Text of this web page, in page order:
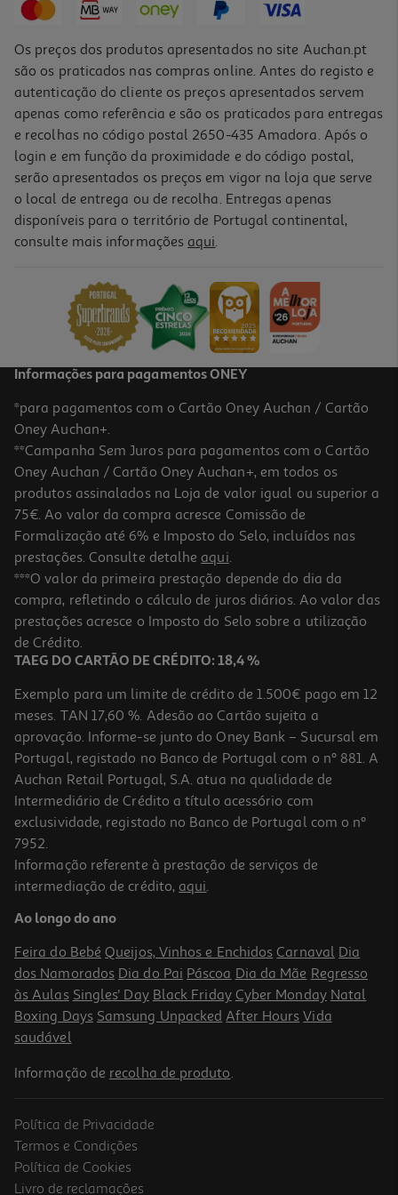
-10%
Livro O Pequeno Livro Da Gentileza
PVP de editor
-20%
Livro O Principezinho
4.6 €/un
5,75 € PVP de editor
4,60 €
-10%
Livro Os Mauzões - Episódio 9
10.98 €/un
PVP de editor
10,98 €
-10%
Os preços dos produtos apresentados no site Auchan.pt
são os praticados nas compras online. Antes do registo e
autenticação do cliente os preços apresentados servem
apenas como referência e são os praticados para entregas
e recolhas no código postal 2650-435 Amadora. Após o
login e em função da proximidade e do código postal,
serão apresentados os preços em vigor na loja que serve
o local de entrega ou de recolha. Entregas apenas
disponíveis para o território de Portugal continental,
consulte mais informações aqui.
Informações para pagamentos ONEY
*para pagamentos com o Cartão Oney Auchan / Cartão
Oney Auchan+.
**Campanha Sem Juros para pagamentos com o Cartão
Oney Auchan / Cartão Oney Auchan+, em todos os
produtos assinalados na Loja de valor igual ou superior a
75€. Ao valor da compra acresce Comissão de
Formalização até 6% e Imposto do Selo, incluídos nas
prestações. Consulte detalhe aqui.
***O valor da primeira prestação depende do dia da
compra, refletindo o cálculo de juros diários. Ao valor das
prestações acresce o Imposto do Selo sobre a utilização
de Crédito.
TAEG DO CARTÃO DE CRÉDITO: 18,4 %
Exemplo para um limite de crédito de 1.500€ pago em 12
meses. TAN 17,60 %. Adesão ao Cartão sujeita a
aprovação. Informe-se junto do Oney Bank – Sucursal em
Portugal, registado no Banco de Portugal com o nº 881. A
Auchan Retail Portugal, S.A. atua na qualidade de
Intermediário de Crédito a título acessório com
exclusividade, registado no Banco de Portugal com o nº
7952.
Informação referente à prestação de serviços de
intermediação de crédito, aqui.
Ao longo do ano
Feira do Bebé Queijos, Vinhos e Enchidos Carnaval Dia
dos Namorados Dia do Pai Páscoa Dia da Mãe Regresso
às Aulas Singles' Day Black Friday Cyber Monday Natal
Boxing Days Samsung Unpacked After Hours Vida
saudável
Informação de recolha de produto.
Política de Privacidade
Termos e Condições
Política de Cookies
Livro de reclamações